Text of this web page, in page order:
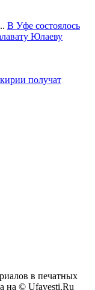
В Уфе состоялось
Юлаеву
получат
в печатных
на © Ufavesti.Ru